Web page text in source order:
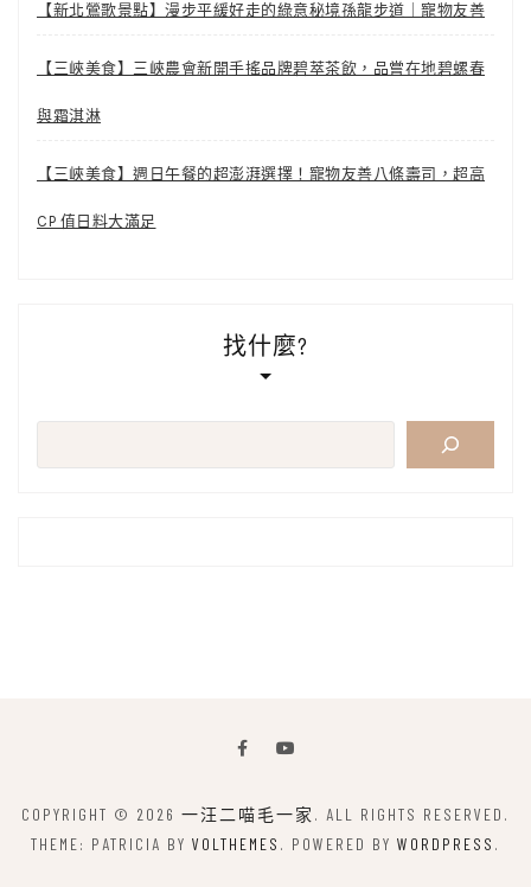
【新北鶯歌景點】漫步平緩好走的綠意秘境孫龍步道｜寵物友善
【三峽美食】三峽農會新開手搖品牌碧萃茶飲，品嘗在地碧螺春
與霜淇淋
【三峽美食】週日午餐的超澎湃選擇！寵物友善八條壽司，超高
CP 值日料大滿足
找什麼?
COPYRIGHT © 2026 一汪二喵毛一家 . ALL RIGHTS RESERVED.
THEME: PATRICIA BY VOLTHEMES . POWERED BY WORDPRESS .